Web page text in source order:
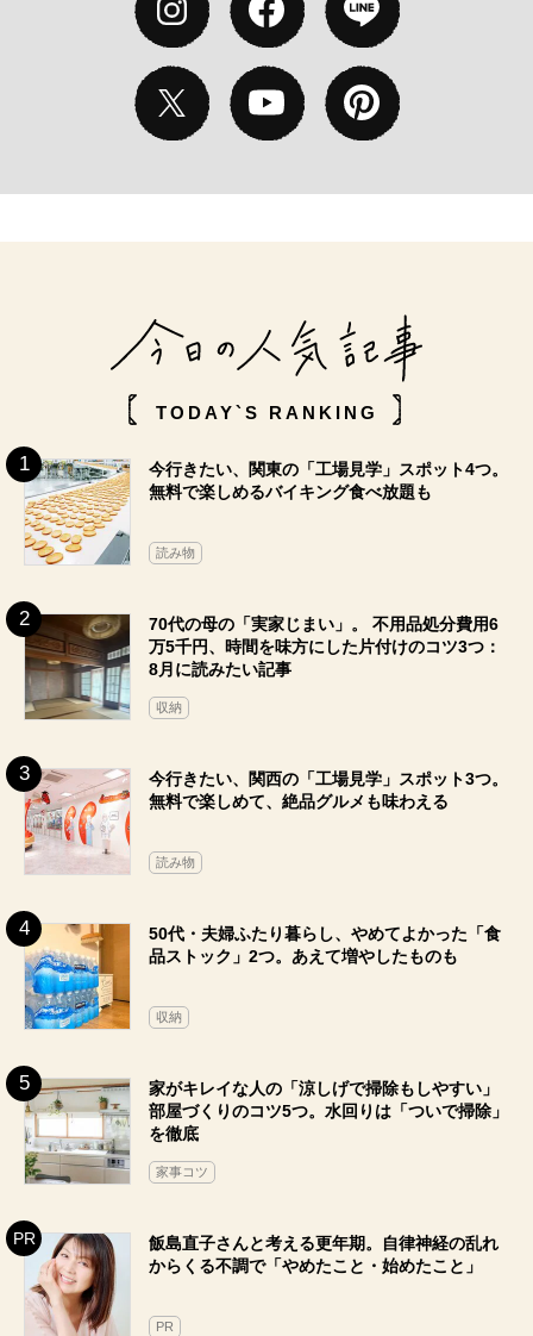
TODAY`S RANKING
今行きたい、関東の「工場見学」スポット4つ。
無料で楽しめるバイキング食べ放題も
読み物
70代の母の「実家じまい」。 不用品処分費用6
万5千円、時間を味方にした片付けのコツ3つ：
8月に読みたい記事
収納
今行きたい、関西の「工場見学」スポット3つ。
無料で楽しめて、絶品グルメも味わえる
読み物
50代・夫婦ふたり暮らし、やめてよかった「食
品ストック」2つ。あえて増やしたものも
収納
家がキレイな人の「涼しげで掃除もしやすい」
部屋づくりのコツ5つ。水回りは「ついで掃除」
を徹底
家事コツ
飯島直子さんと考える更年期。自律神経の乱れ
からくる不調で「やめたこと・始めたこと」
PR